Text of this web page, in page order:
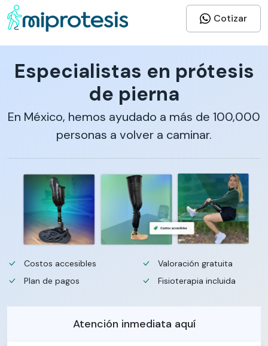
Cotizar
Especialistas en prótesis
de pierna
En México, hemos ayudado a más de 100,000
personas a volver a caminar.
Costos accesibles
Plan de pagos
Valoración gratuita
Fisioterapia incluida
Atención inmediata aquí